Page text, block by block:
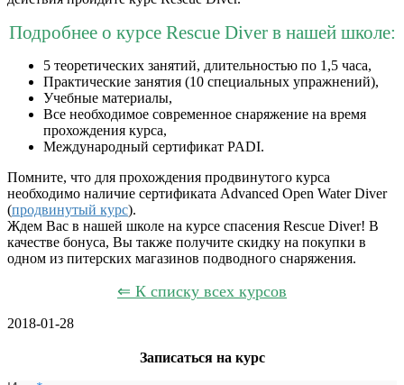
Подробнее о курсе Rescue Diver в нашей школе:
5 теоретических занятий, длительностью по 1,5 часа,
Практические занятия (10 специальных упражнений),
Учебные материалы,
Все необходимое современное снаряжение на время
прохождения курса,
Международный сертификат PADI.
Помните, что для прохождения продвинутого курса
необходимо наличие сертификата Advanced Open Water Diver
(продвинутый курс).
Ждем Вас в нашей школе на курсе спасения Rescue Diver! В
качестве бонуса, Вы также получите скидку на покупки в
одном из питерских магазинов подводного снаряжения.
⇐ К списку всех курсов
2018-01-28
Записаться на курс